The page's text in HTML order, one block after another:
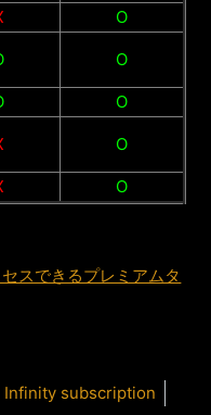
O
O
O
O
O
スできるプレミアムタ
Infinity subscription